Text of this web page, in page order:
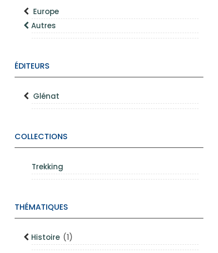
Europe
Autres
ÉDITEURS
Glénat
COLLECTIONS
Trekking
THÉMATIQUES
Histoire (1)